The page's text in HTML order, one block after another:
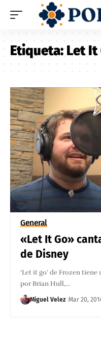
Etiqueta:Let It
General
«Let It Go»
de Disney
‘Let it go’ de Frozen
por Brian Hull,…
Miguel Velez Mar 20,